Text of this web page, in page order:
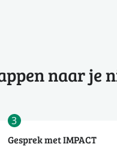
naar je
3
Gesprek met IMPACT